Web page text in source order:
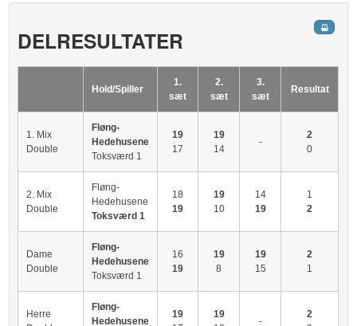
DELRESULTATER
Hold/Spiller
1.
sæt
2.
sæt
3.
sæt
Resultat
1. Mix
Double
Fløng-
Hedehusene
Toksværd 1
19
17
19
14
-
2
0
2. Mix
Double
Fløng-
Hedehusene
Toksværd 1
18
19
19
10
14
19
1
2
Dame
Double
Fløng-
Hedehusene
Toksværd 1
16
19
19
8
19
15
2
1
Herre
Fløng-
Hedehusene
19
19
-
2